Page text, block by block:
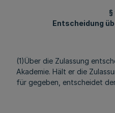
§
Entscheidung
(1)Über die Zulassung
Akademie. Hält er die
für gegeben, entscheidet